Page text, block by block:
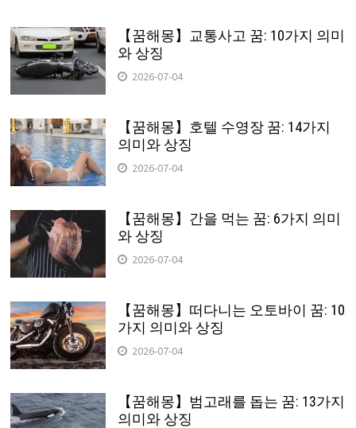
【꿈해몽】교통사고 꿈: 10가지 의미
와 상징
2026-07-04
【꿈해몽】호텔 수영장 꿈: 14가지
의미와 상징
2026-07-04
【꿈해몽】간을 먹는 꿈: 6가지 의미
와 상징
2026-07-04
【꿈해몽】떠다니는 오토바이 꿈: 10
가지 의미와 상징
2026-07-04
【꿈해몽】범고래를 돕는 꿈: 13가지
의미와 상징